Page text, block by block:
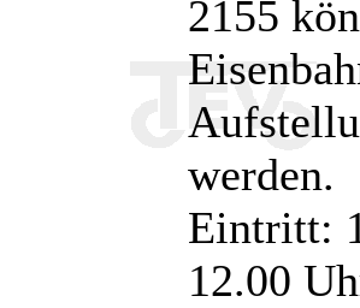
2155
werden.
Eintritt:
12.00